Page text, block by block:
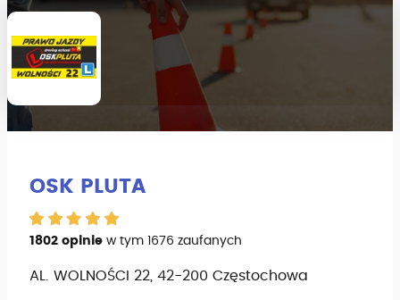
OSK PLUTA
1802 opinie w tym 1676 zaufanych
AL. WOLNOŚCI 22, 42-200 Częstochowa